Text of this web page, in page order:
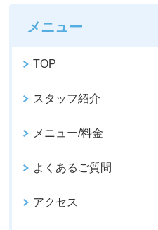
メニュー
TOP
スタッフ紹介
メニュー/料金
よくあるご質問
アクセス